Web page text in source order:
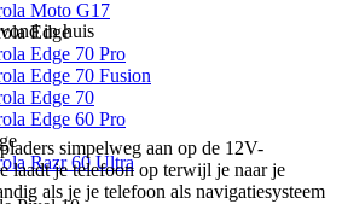
Moto G17
Edge
Edge 70 Pro
Edge 70 Fusion
Edge 70
Edge 60 Pro
Razr 60 Ultra
in huis
simpelweg aan op de 12V-
laadt je telefoon op terwijl je naar je
als je je telefoon als navigatiesysteem